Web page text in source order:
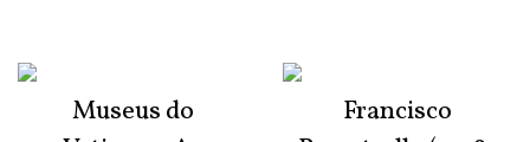
Museus do
Francisco